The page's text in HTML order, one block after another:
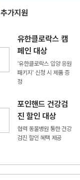
추가지원
유한클로락스 캠
페인 대상
'유한클로락스 입양 응원
패키지' 신청 시 제품 증
정
포인핸드 건강검
진 할인 대상
협력 동물병원 통한 건강
검진 할인 혜택 제공